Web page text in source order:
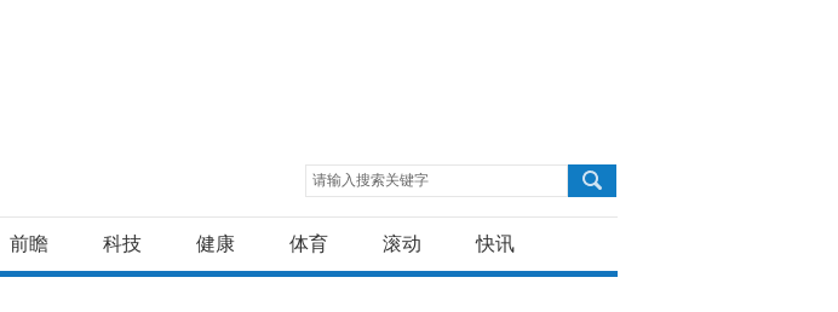
请输入搜索关键字
前瞻 科技 健康 体育 滚动 快讯